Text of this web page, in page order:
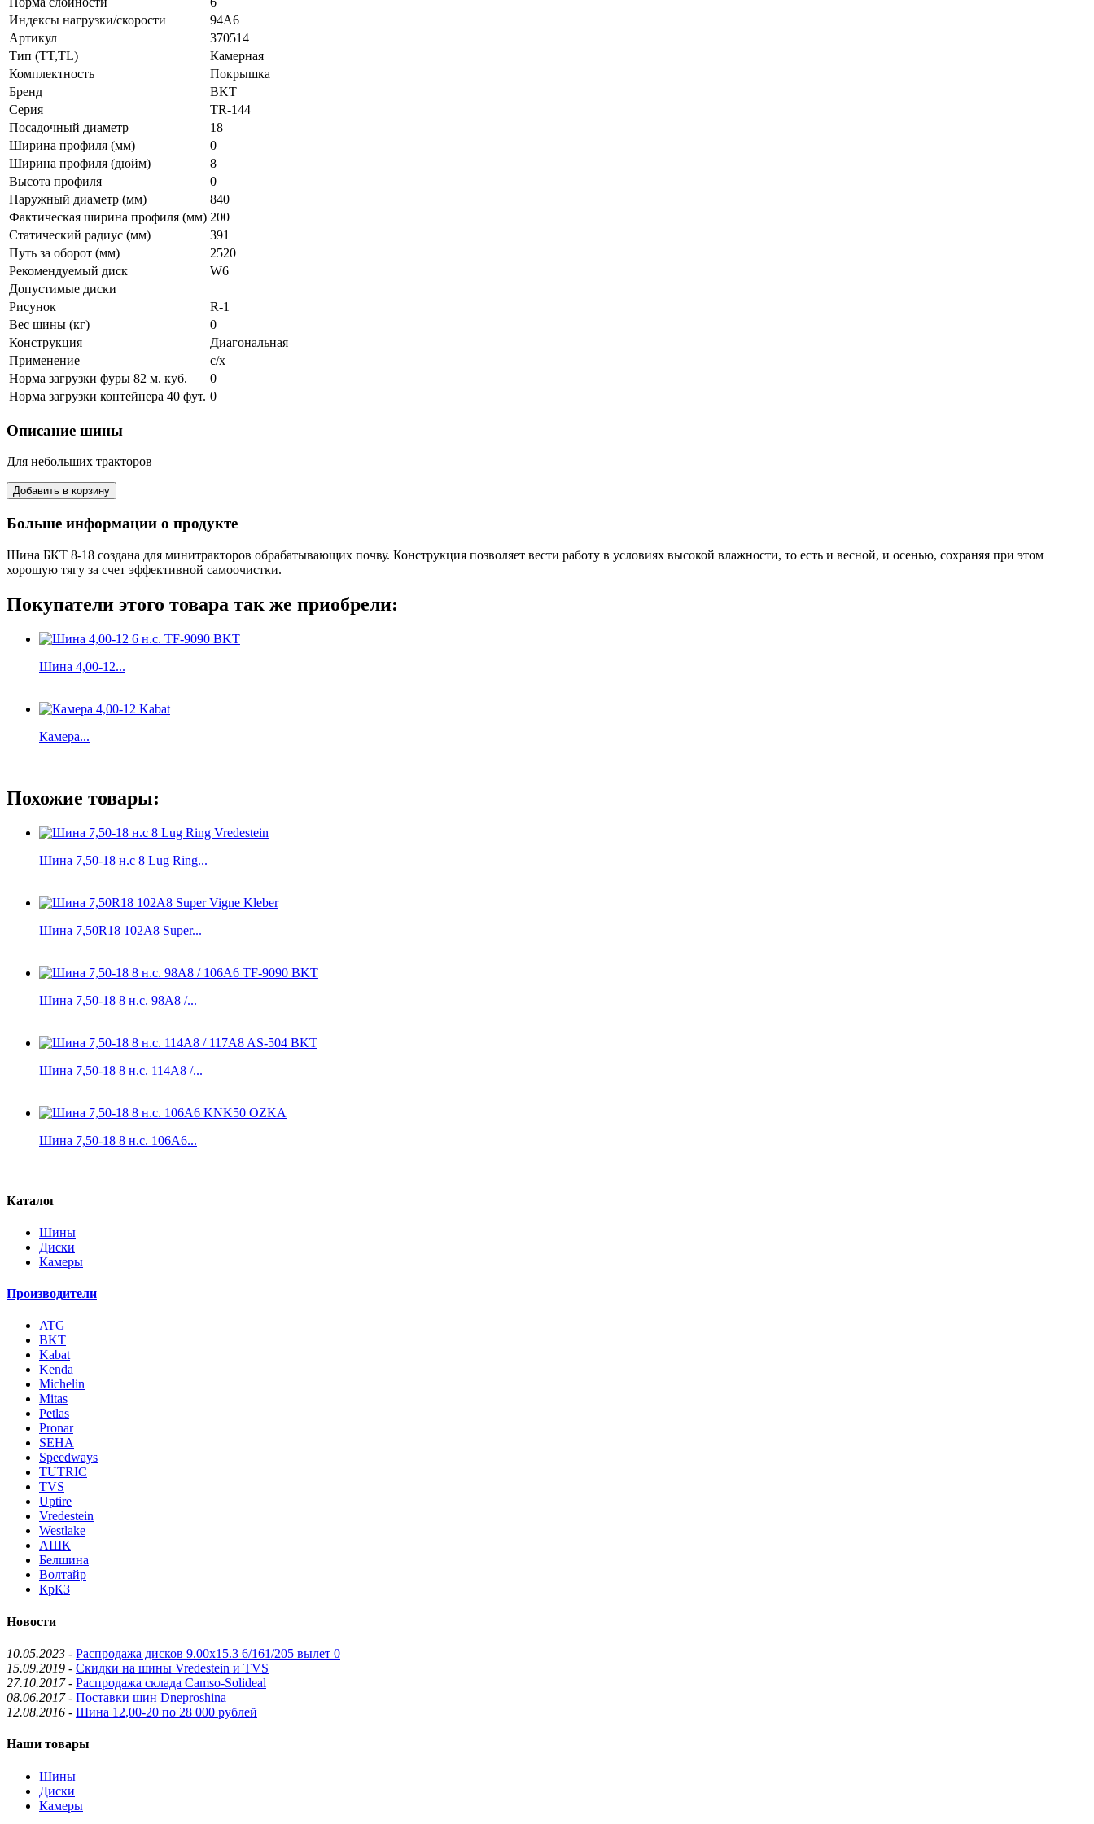
Индексы нагрузки/скорости
94A6
Артикул
370514
Тип (TT,TL)
Камерная
Комплектность
Покрышка
Бренд
BKT
Серия
TR-144
Посадочный диаметр
18
Ширина профиля (мм)
0
Ширина профиля (дюйм)
8
Высота профиля
0
Наружный диаметр (мм)
840
Фактическая ширина профиля (мм) 200
Статический радиус (мм)
391
Путь за оборот (мм)
2520
Рекомендуемый диск
W6
Допустимые диски
Рисунок
R-1
Вес шины (кг)
0
Конструкция
Диагональная
Применение
с/х
Норма загрузки фуры 82 м. куб.
0
Норма загрузки контейнера 40 фут. 0
Описание шины
Для небольших тракторов
Больше информации о продукте
Шина БКТ 8-18 создана для минитракторов обрабатывающих почву. Конструкция позволяет вести работу в условиях высокой влажности, то есть и весной, и осенью, сохраняя при этом
хорошую тягу за счет эффективной самоочистки.
Покупатели этого товара так же приобрели:
Шина 4,00-12...
Камера...
Похожие товары:
Шина 7,50-18 н.с 8 Lug Ring...
Шина 7,50R18 102A8 Super...
Шина 7,50-18 8 н.с. 98A8 /...
Шина 7,50-18 8 н.с. 114A8 /...
Шина 7,50-18 8 н.с. 106A6...
Каталог
Шины
Диски
Камеры
Производители
ATG
BKT
Kabat
Kenda
Michelin
Mitas
Petlas
Pronar
SEHA
Speedways
TUTRIC
TVS
Uptire
Vredestein
Westlake
АШК
Белшина
Волтайр
КрКЗ
Новости
10.05.2023 - Распродажа дисков 9.00x15.3 6/161/205 вылет 0
15.09.2019 - Скидки на шины Vredestein и TVS
27.10.2017- Распродажа склада Camso-Solideal
08.06.2017- Поставки шин Dneproshina
12.08.2016 - Шина 12,00-20 по 28 000 рублей
Наши товары
Шины
Диски
Камеры